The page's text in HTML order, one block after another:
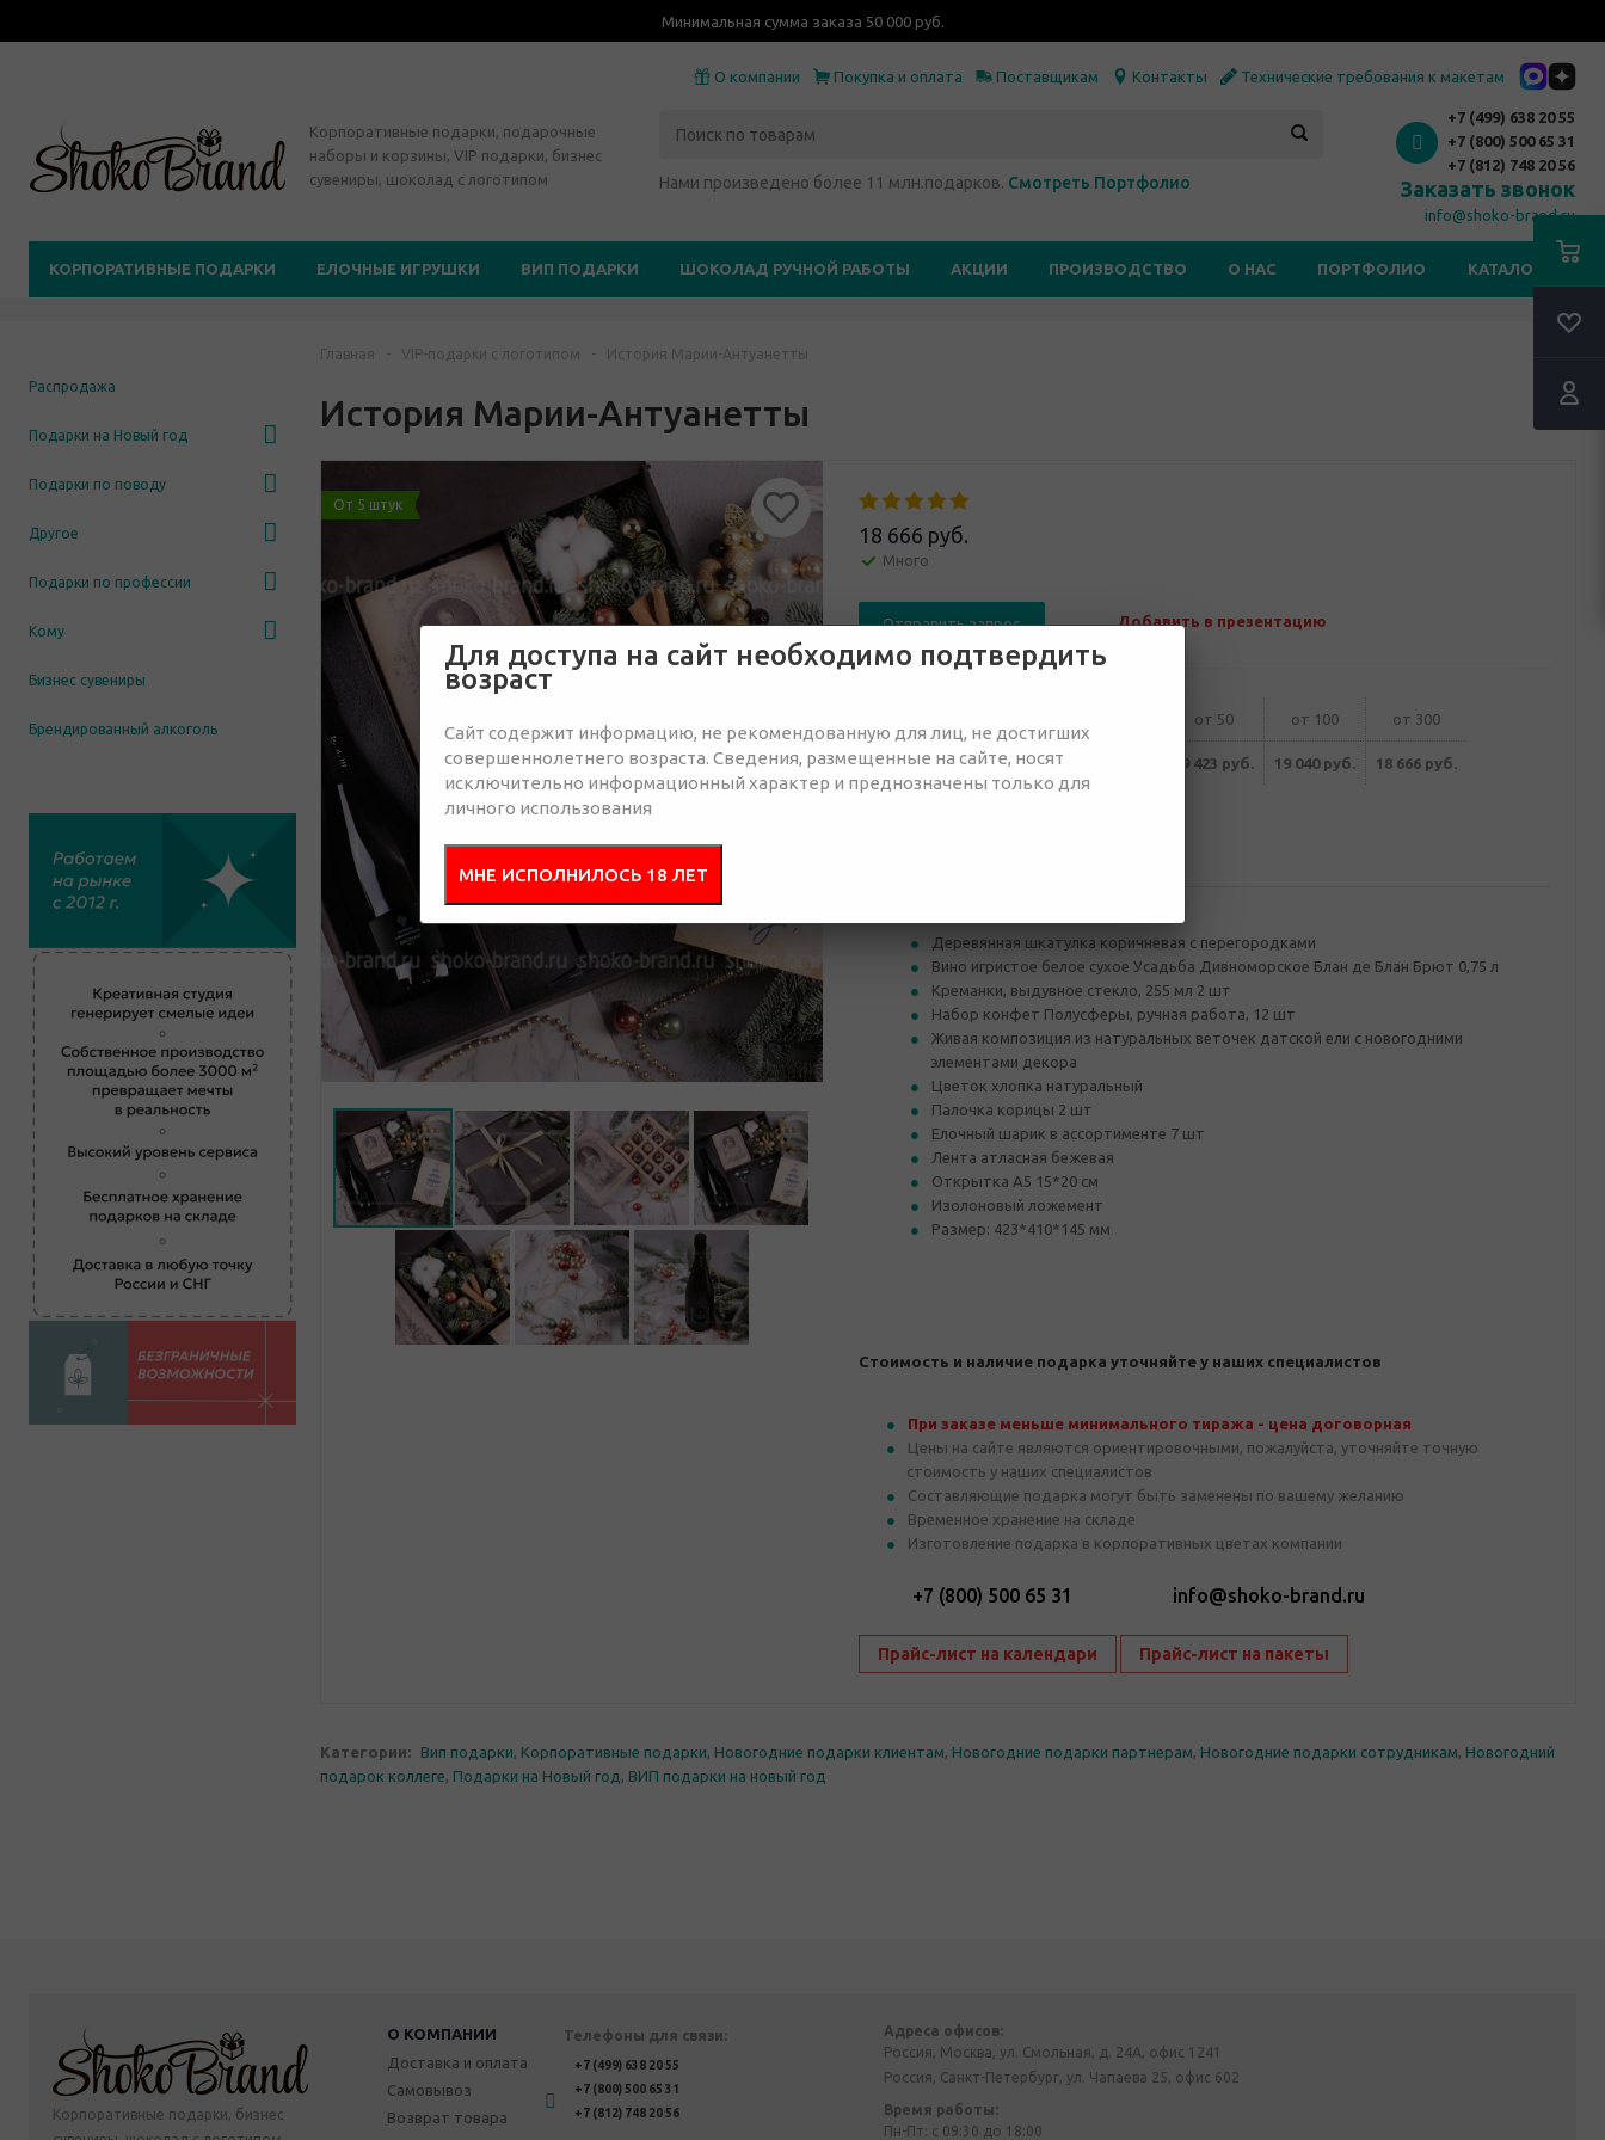
Минимальная сумма заказа 50 000 руб.
О компании Покупка и оплата Поставщикам Контакты Технические требования к макетам
Корпоративные подарки, подарочные
наборы и корзины, VIP подарки, бизнес
сувениры, шоколад с логотипом
Нами произведено более 11 млн.подарков. Смотреть Портфолио
+7 (499) 638 20 55
+7 (800) 500 65 31
+7 (812) 748 20 56
Заказать звонок
info@shoko-brand.ru
КОРПОРАТИВНЫЕ ПОДАРКИ ЕЛОЧНЫЕ ИГРУШКИ ВИП ПОДАРКИ ШОКОЛАД РУЧНОЙ РАБОТЫ АКЦИИ ПРОИЗВОДСТВО О НАС ПОРТФОЛИО КАТАЛОГИ
Распродажа
Подарки на Новый год
Подарки по поводу
Другое
Подарки по профессии
Кому
Бизнес сувениры
Брендированный алкоголь
Главная - VIP-подарки с логотипом - История Марии-Антуанетты
История Марии-Антуанетты
От 5 штук
18 666 руб.
Много
Отправить запрос Добавить в презентацию
от 50 от 100 от 300
20 944 руб. 20 188 руб. 19 423 руб. 19 040 руб. 18 666 руб.
Деревянная шкатулка коричневая с перегородками
Вино игристое белое сухое Усадьба Дивноморское Блан де Блан Брют 0,75 л
Креманки, выдувное стекло, 255 мл 2 шт
Набор конфет Полусферы, ручная работа, 12 шт
Живая композиция из натуральных веточек датской ели с новогодними
элементами декора
Цветок хлопка натуральный
Палочка корицы 2 шт
Елочный шарик в ассортименте 7 шт
Лента атласная бежевая
Открытка А5 15*20 см
Изолоновый ложемент
Размер: 423*410*145 мм
Стоимость и наличие подарка уточняйте у наших специалистов
При заказе меньше минимального тиража - цена договорная
Цены на сайте являются ориентировочными, пожалуйста, уточняйте точную
стоимость у наших специалистов
Составляющие подарка могут быть заменены по вашему желанию
Временное хранение на складе
Изготовление подарка в корпоративных цветах компании
+7 (800) 500 65 31 info@shoko-brand.ru
Прайс-лист на календари Прайс-лист на пакеты
Категории: Вип подарки, Корпоративные подарки, Новогодние подарки клиентам, Новогодние подарки партнерам, Новогодние подарки сотрудникам, Новогодний
подарок коллеге, Подарки на Новый год , ВИП подарки на новый год
Корпоративные подарки, бизнес
О КОМПАНИИ
Доставка и оплата
Самовывоз
Возврат товара
Телефоны для связи:
+7 (499) 638 20 55
+7 (800) 500 65 31
+7 (812) 748 20 56
Адреса офисов:
Россия, Москва, ул. Смольная, д. 24А, офис 1241
Россия, Санкт-Петербург, ул. Чапаева 25, офис 602
Время работы:
Пн-Пт: с 09:30 до 18:00
Для доступа на сайт необходимо подтвердить
возраст
Сайт содержит информацию, не рекомендованную для лиц, не достигших
совершеннолетнего возраста. Сведения, размещенные на сайте, носят
исключительно информационный характер и преднозначены только для
личного использования
МНЕ ИСПОЛНИЛОСЬ 18 ЛЕТ